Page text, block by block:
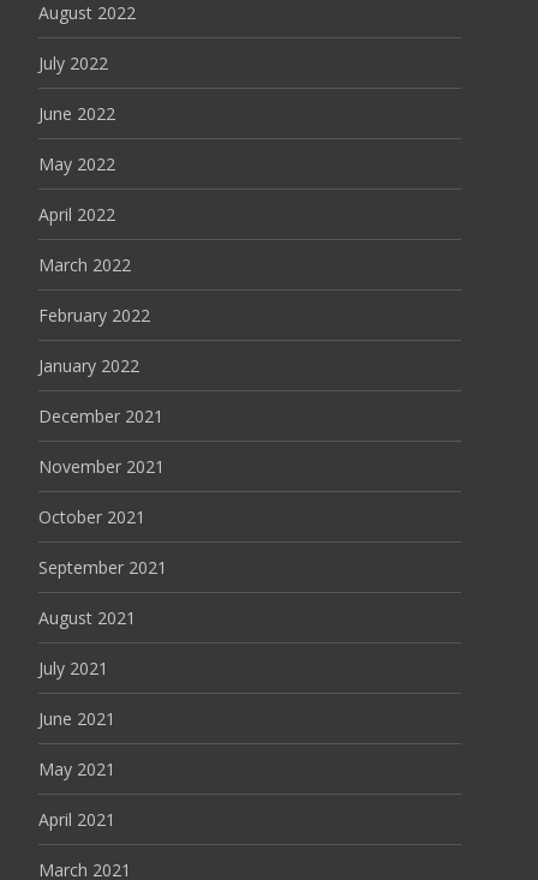
August 2022
July 2022
June 2022
May 2022
April 2022
March 2022
February 2022
January 2022
December 2021
November 2021
October 2021
September 2021
August 2021
July 2021
June 2021
May 2021
April 2021
March 2021